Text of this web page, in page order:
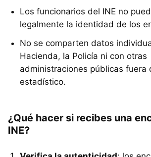
Los funcionarios del INE no
legalmente la identidad de los
No se comparten datos
Hacienda, la Policía ni con otras
administraciones públicas fuera
estadístico.
¿Qué hacer si recibes una
INE?